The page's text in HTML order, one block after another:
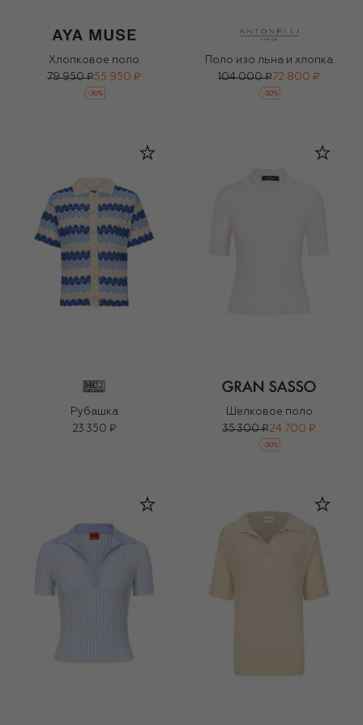
Хлопковое поло
79 950 ₽55 950 ₽
-30%
Поло изо льна и хлопка
104 000 ₽72 800 ₽
-30%
Рубашка
23 350 ₽
Шелковое поло
35 300 ₽24 700 ₽
-30%